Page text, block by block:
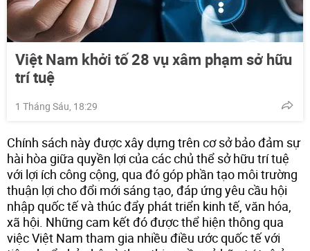
Việt Nam khởi tố 28 vụ xâm phạm sở hữu
trí tuệ
1 Tháng Sáu, 18:29
Chính sách này được xây dựng trên cơ sở bảo đảm sự
hài hòa giữa quyền lợi của các chủ thể sở hữu trí tuệ
với lợi ích công cộng, qua đó góp phần tạo môi trường
thuận lợi cho đổi mới sáng tạo, đáp ứng yêu cầu hội
nhập quốc tế và thúc đẩy phát triển kinh tế, văn hóa,
xã hội. Những cam kết đó được thể hiện thông qua
việc Việt Nam tham gia nhiều điều ước quốc tế với